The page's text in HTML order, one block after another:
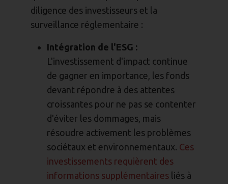
diligence des investisseurs et la
surveillance réglementaire :
Intégration de l'ESG :
L'investissement d'impact continue
de gagner en importance, les fonds
devant répondre à des attentes
croissantes pour ne pas se contenter
d'éviter les dommages, mais
résoudre activement les problèmes
sociétaux et environnementaux. Ces
investissements requièrent des
informations supplémentaires liés à